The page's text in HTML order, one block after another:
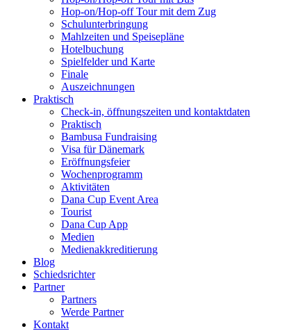
Hop-on/Hop-off Tour mit dem Zug
Schulunterbringung
Mahlzeiten und Speisepläne
Hotelbuchung
Spielfelder und Karte
Finale
Auszeichnungen
Praktisch
Check-in, öffnungszeiten und kontaktdaten
Praktisch
Bambusa Fundraising
Visa für Dänemark
Eröffnungsfeier
Wochenprogramm
Aktivitäten
Dana Cup Event Area
Tourist
Dana Cup App
Medien
Medienakkreditierung
Blog
Schiedsrichter
Partner
Partners
Werde Partner
Kontakt